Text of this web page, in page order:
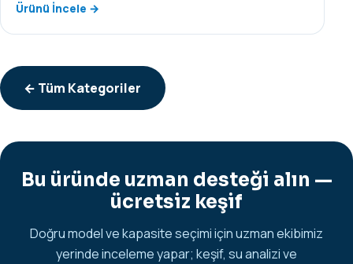
Ürünü İncele →
← Tüm Kategoriler
Bu üründe uzman desteği alın —
ücretsiz keşif
Doğru model ve kapasite seçimi için uzman ekibimiz
yerinde inceleme yapar; keşif, su analizi ve